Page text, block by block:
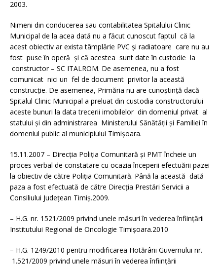
2003.
Nimeni din conducerea sau contabilitatea Spitalului Clinic
Municipal de la acea dată nu a făcut cunoscut faptul că la
acest obiectiv ar exista tâmplărie PVC şi radiatoare care nu au
fost puse în operă şi că acestea sunt date în custodie la
constructor – SC ITALROM. De asemenea, nu a fost
comunicat nici un fel de document privitor la această
construcţie. De asemenea, Primăria nu are cunoştinţă dacă
Spitalul Clinic Municipal a preluat din custodia constructorului
aceste bunuri la data trecerii imobilelor din domeniul privat al
statului şi din administrarea Ministerului Sănătăţii şi Familiei în
domeniul public al municipiului Timişoara.
15.11.2007 – Direcţia Poliţia Comunitară şi PMT încheie un
proces verbal de constatare cu ocazia începerii efectuării pazei
la obiectiv de către Poliţia Comunitară. Până la această dată
paza a fost efectuată de către Direcţia Prestări Servicii a
Consiliului Judeţean Timiş.2009.
– H.G. nr. 1521/2009 privind unele măsuri în vederea înfiinţării
Institutului Regional de Oncologie Timişoara.2010
– H.G. 1249/2010 pentru modificarea Hotărârii Guvernului nr.
1.521/2009 privind unele măsuri în vederea înfiinţării